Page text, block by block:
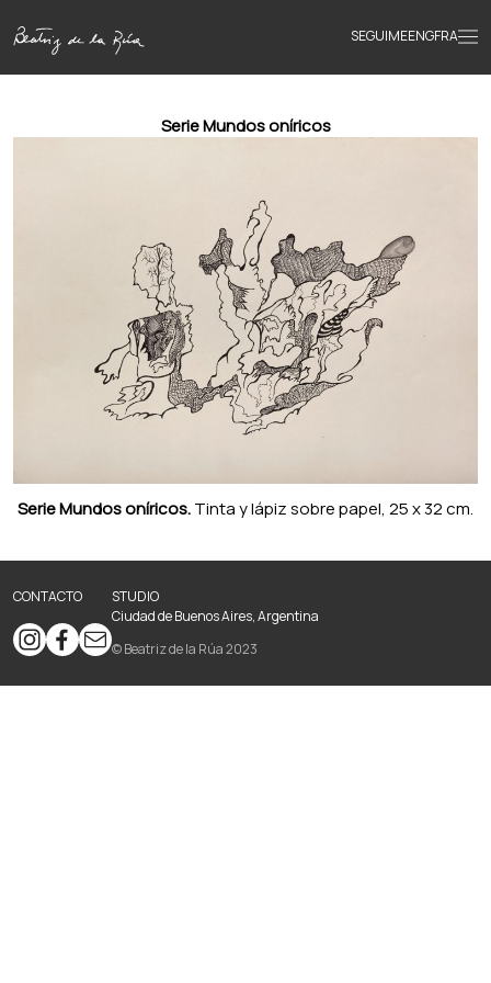
SEGUIMEENGFRA
Inicio
Textos
Biografía
Libros
Novedades
Serie Mundos oníricos
Serie Mundos oníricos.Tinta y lápiz sobre papel, 25 x 32 cm.
CONTACTO
STUDIO
Ciudad de Buenos Aires, Argentina
© Beatriz de la Rúa 2023